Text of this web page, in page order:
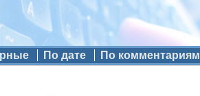
По дате По комментариям